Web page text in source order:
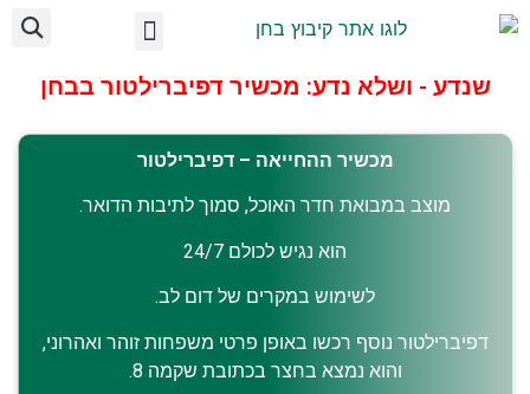
לתוכן
שנדע - ושלא נדע: מכשיר דפיברילטור בבחן
מכשיר ההחייאה – דפיברילטור
מוצב במבואת חדר האוכל, סמוך לתיבות הדואר.
הוא נגיש לכולם 24/7
לשימוש במקרים של דום לב.
דפיברילטור נוסף רכשו באופן פרטי משפחות זוהר ואהרוני,
והוא נמצא בחצר בכתובת שקמה 8.